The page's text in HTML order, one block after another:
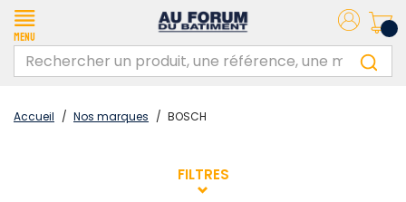
Menu
Accueil / Nos marques / BOSCH
FILTRES